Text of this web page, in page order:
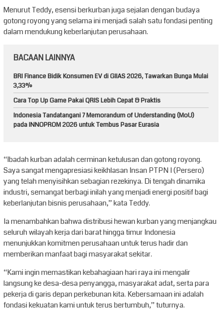
Menurut Teddy, esensi berkurban juga sejalan dengan budaya
gotong royong yang selama ini menjadi salah satu fondasi penting
dalam mendukung keberlanjutan perusahaan.
BACAAN LAINNYA
BRI Finance Bidik Konsumen EV di GIIAS 2026, Tawarkan Bunga Mulai
3,33%
Cara Top Up Game Pakai QRIS Lebih Cepat & Praktis
Indonesia Tandatangani 7 Memorandum of Understanding (MoU)
pada INNOPROM 2026 untuk Tembus Pasar Eurasia
“Ibadah kurban adalah cerminan ketulusan dan gotong royong.
Saya sangat mengapresiasi keikhlasan Insan PTPN I (Persero)
yang telah menyisihkan sebagian rezekinya. Di tengah dinamika
industri, semangat berbagi inilah yang menjadi energi positif bagi
keberlanjutan bisnis perusahaan,” kata Teddy.
Ia menambahkan bahwa distribusi hewan kurban yang menjangkau
seluruh wilayah kerja dari barat hingga timur Indonesia
menunjukkan komitmen perusahaan untuk terus hadir dan
memberikan manfaat bagi masyarakat sekitar.
“Kami ingin memastikan kebahagiaan hari raya ini mengalir
langsung ke desa-desa penyangga, masyarakat adat, serta para
pekerja di garis depan perkebunan kita. Kebersamaan ini adalah
fondasi kekuatan kami untuk terus bertumbuh,” tuturnya.